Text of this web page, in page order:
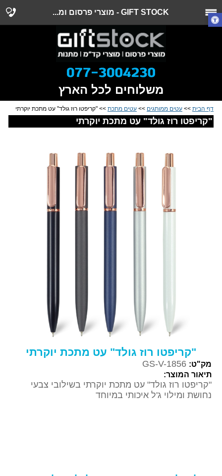
GIFT STOCK - מוצרי פרסום ומ...
משלוחים לכל הארץ
דף הבית >> עטים ממותגים >> עטים מתכת >> "קריפטו רוז גולד" עט מתכת יוקרתי
"קריפטו רוז גולד" עט מתכת יוקרתי
"קריפטו רוז גולד" עט מתכת יוקרתי
מק"ט: GS-V-1856
תיאור המוצר:
"קריפטו רוז גולד" עט מתכת יוקרתי בשילובי צבעי
נחושת ומילוי ג'ל איכותי במיוחד